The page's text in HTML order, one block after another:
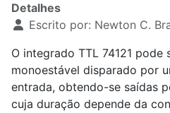
Detalhes
Escrito por: Newton C.
O integrado TTL 74121 pode
monoestável disparado por
entrada, obtendo-se saídas
cuja duração depende da